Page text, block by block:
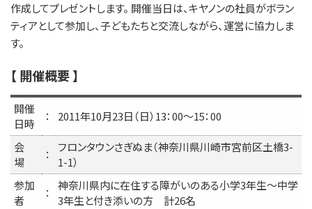
作成してプレゼントします。 開催当日は、キヤノンの社員がボラン
ティアとして参加し、子どもたちと交流しながら、運営に協力しま
す。
【 開催概要 】
開催
日時
： 2011年10月23日（日）13：00～15：00
会
場
：
フロンタウンさぎぬま（神奈川県川崎市宮前区土橋3-
1-1）
参加
者
：
神奈川県内に在住する障がいのある小学3年生～中学
3年生と付き添いの方 計26名